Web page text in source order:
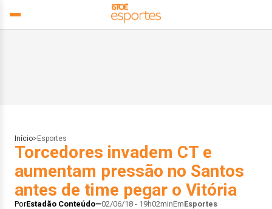
Início> Esportes
Torcedores invadem CT e
aumentam pressão no Santos
antes de time pegar o Vitória
PorEstadão Conteúdo 02/06/18 - 19h02minEmEsportes